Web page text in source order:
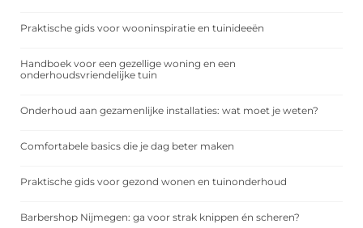
Praktische gids voor wooninspiratie en tuinideeën
Handboek voor een gezellige woning en een
onderhoudsvriendelijke tuin
Onderhoud aan gezamenlijke installaties: wat moet je weten?
Comfortabele basics die je dag beter maken
Praktische gids voor gezond wonen en tuinonderhoud
Barbershop Nijmegen: ga voor strak knippen én scheren?